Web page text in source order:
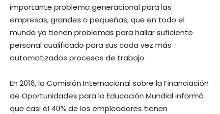
importante problema generacional para las
empresas, grandes o pequeñas, que en todo el
mundo ya tienen problemas para hallar suficiente
personal cualificado para sus cada vez más
automatizados procesos de trabajo.
En 2016, la Comisión Internacional sobre la Financiación
de Oportunidades para la Educación Mundial informó
que casi el 40% de los empleadores tienen